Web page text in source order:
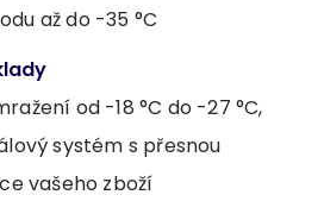
až do -35 °C
od -18 °C do -27 °C,
systém s přesnou
vašeho zboží